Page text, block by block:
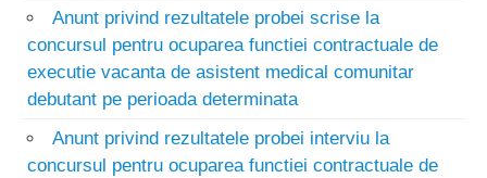
Anunt privind rezultatele probei scrise la
concursul pentru ocuparea functiei contractuale de
executie vacanta de asistent medical comunitar
debutant pe perioada determinata
Anunt privind rezultatele probei interviu la
concursul pentru ocuparea functiei contractuale de